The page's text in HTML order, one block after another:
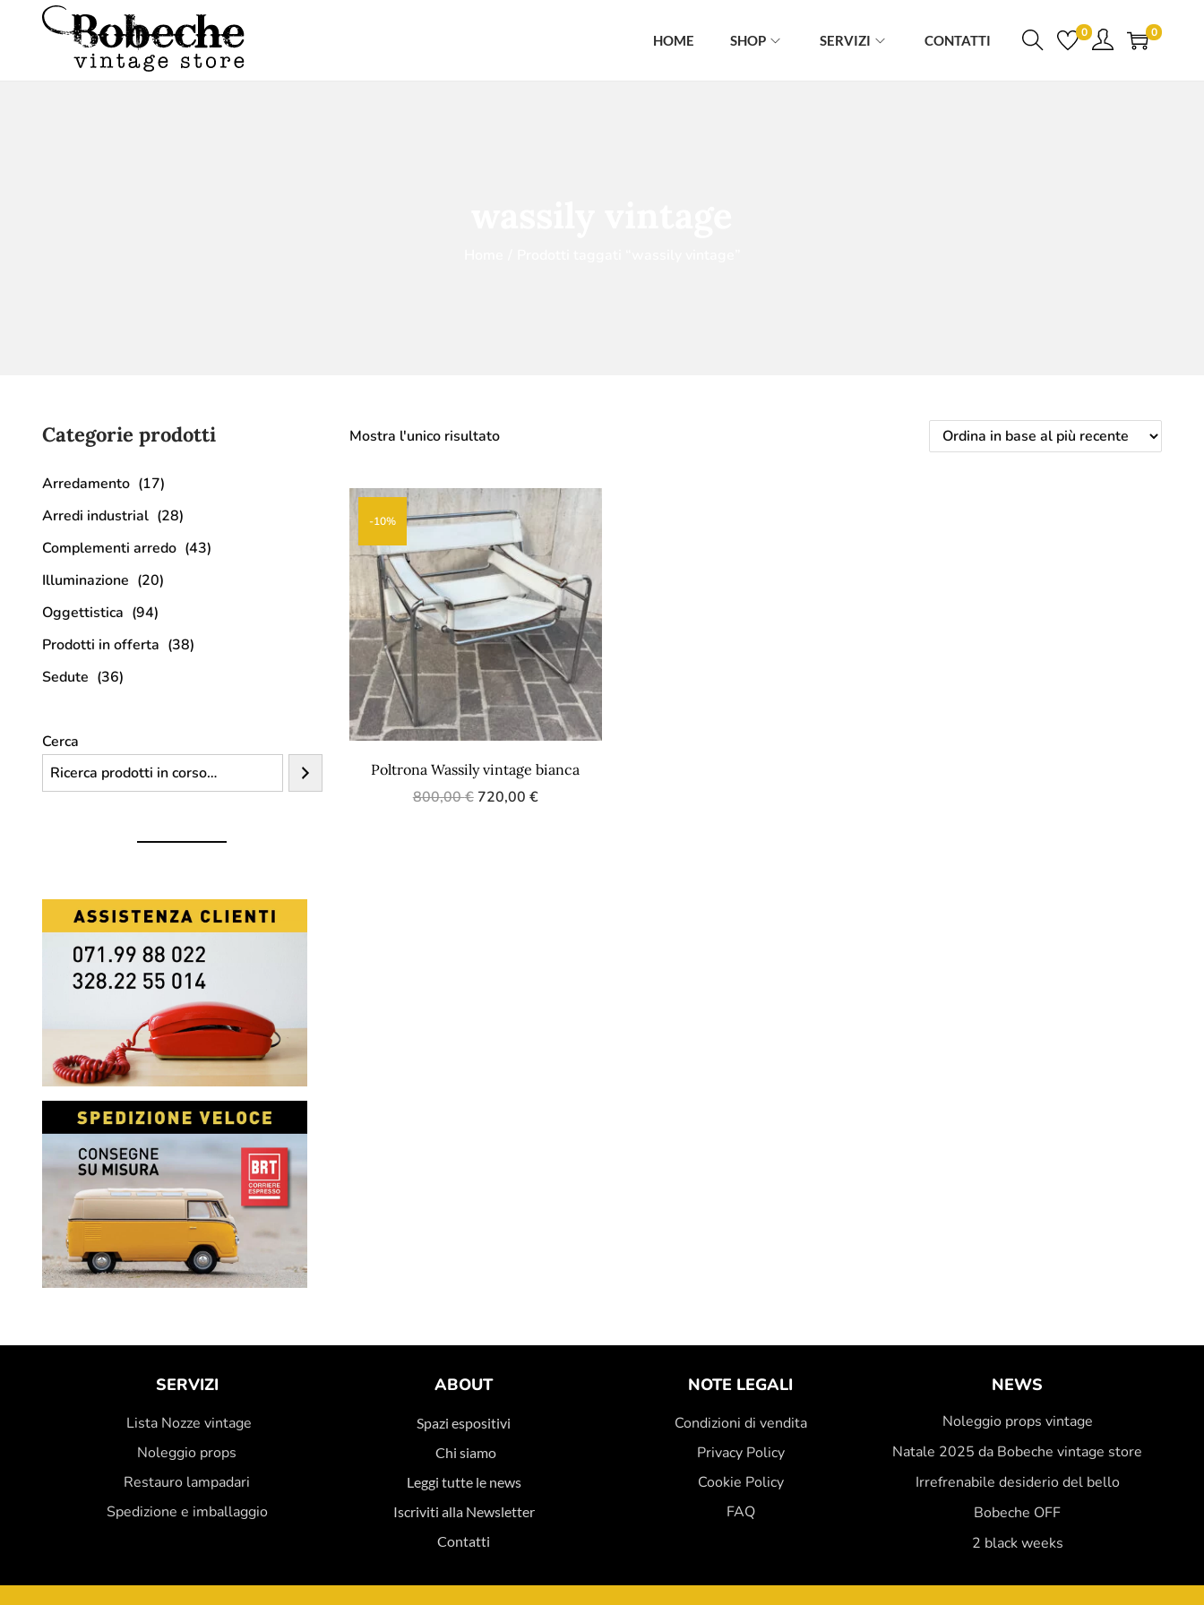
HOME SHOP SERVIZI CONTATTI 0 0
Mostra l'unico risultato
-10%
Poltrona Wassily vintage bianca
800,00€ 720,00 €
Categorie prodotti
Arredamento (17)
Arredi industrial (28)
Complementi arredo (43)
Illuminazione (20)
Oggettistica (94)
Prodotti in offerta (38)
Sedute (36)
Cerca
SERVIZI
Lista Nozze vintage
Noleggio props
Restauro lampadari
Spedizione e imballaggio
ABOUT
Spazi espositivi
Chi siamo
Leggi tutte le news
Iscriviti alla Newsletter
Contatti
NOTE LEGALI
Condizioni di vendita
Privacy Policy
Cookie Policy
FAQ
NEWS
Noleggio props vintage
Natale 2025 da Bobeche vintage store
Irrefrenabile desiderio del bello
Bobeche OFF
2 black weeks